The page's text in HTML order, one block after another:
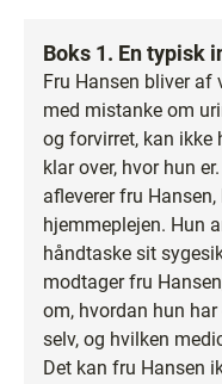
Boks 1. En typisk
Fru Hansen bliver
med mistanke om
og forvirret, kan ikke
klar over, hvor hun
afleverer fru
hjemmeplejen. Hun
håndtaske sit
modtager fru
om, hvordan hun
selv, og hvilken
Det kan fru Hansen